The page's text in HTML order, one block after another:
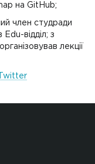
на GitHub;
член студради
відділ; з
лекції
Twitter